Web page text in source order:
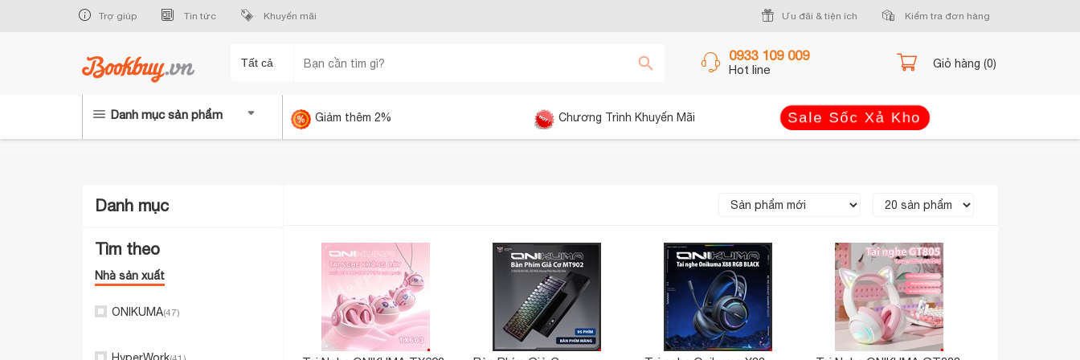
Trợ giúp Tin tức Khuyến mãi Ưu đãi & tiện ích Kiểm tra đơn hàng
Tất cả 0933 109 009
Hot line Giỏ hàng (0)
Danh mục sản phẩm Giảm thêm 2% Chương Trình Khuyến Mãi Sale Sốc Xả Kho
Danh mục
mạng(191)
Thiết bị, phụ kiện cho TV, Wifi